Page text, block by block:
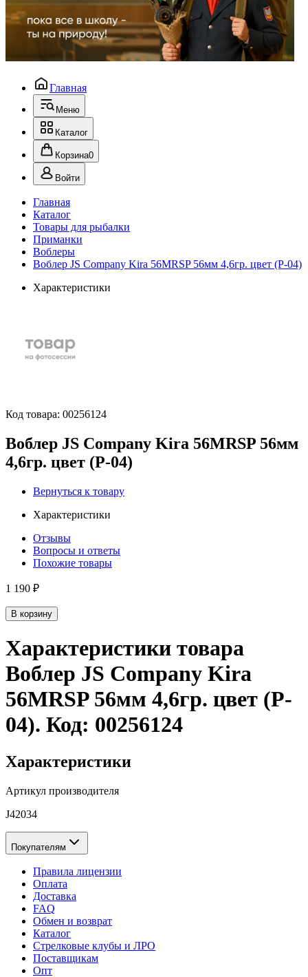
Главная
Меню
Каталог
Корзина0
Войти
Главная
Каталог
Товары для рыбалки
Приманки
Воблеры
Воблер JS Company Kira 56MRSP 56мм 4,6гр. цвет (P-04)
Характеристики
Код товара: 00256124
Воблер JS Company Kira 56MRSP 56мм
4,6гр. цвет (P-04)
Вернуться к товару
Характеристики
Отзывы
Вопросы и ответы
Похожие товары
1 190 ₽
В корзину
Характеристики товара
Воблер JS Company Kira
56MRSP 56мм 4,6гр. цвет (P-
04). Код: 00256124
Характеристики
Артикул производителя
J42034
Покупателям
Правила лицензии
Оплата
Доставка
FAQ
Обмен и возврат
Каталог
Стрелковые клубы и ЛРО
Поставщикам
Опт